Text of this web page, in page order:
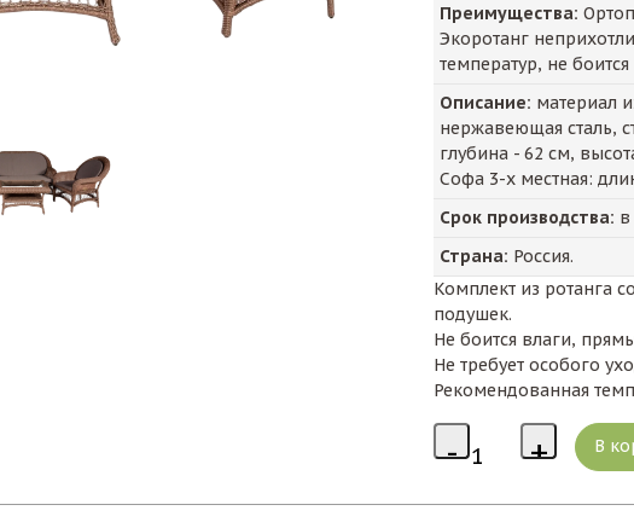
Преимущества:
Экоротанг
температур, не боится
Описание: материал
нержавеющая сталь,
глубина - 62 см,
Софа 3-х местная:
Срок производства:
Страна: Россия.
Комплект из ротанга
подушек.
Не боится влаги,
Не требует особого
Рекомендованная